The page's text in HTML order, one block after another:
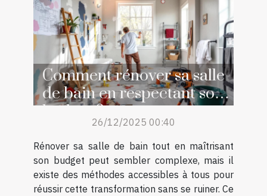
Comment rénover sa salle
de bain en respectant son
budget ?
26/12/2025 00:40
Rénover sa salle de bain tout en maîtrisant
son budget peut sembler complexe, mais il
existe des méthodes accessibles à tous pour
réussir cette transformation sans se ruiner. Ce